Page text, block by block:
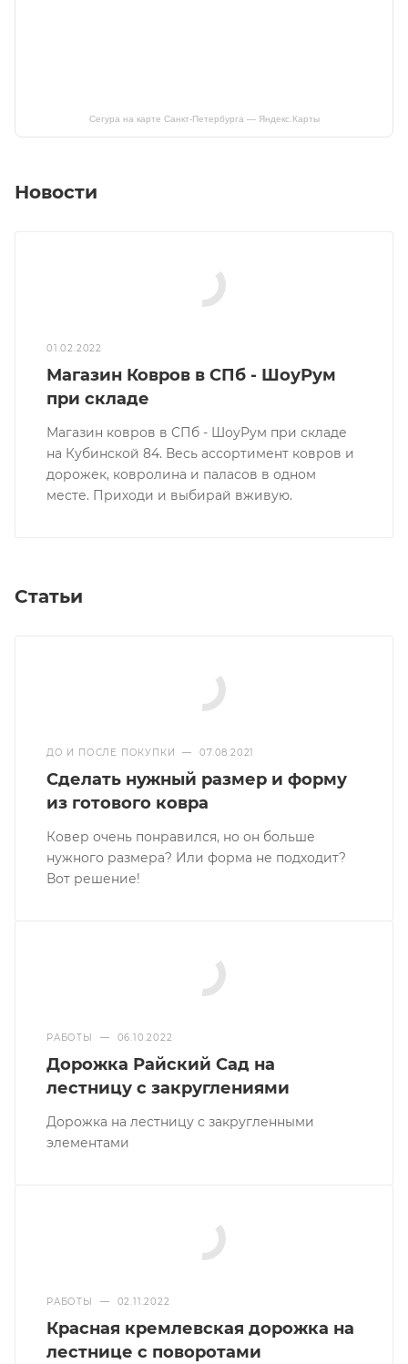
Сегура на карте Санкт‑Петербурга — Яндекс.Карты
Новости
01.02.2022
Магазин Ковров в СПб - ШоуРум
при складе
Магазин ковров в СПб - ШоуРум при складе
на Кубинской 84. Весь ассортимент ковров и
дорожек, ковролина и паласов в одном
месте. Приходи и выбирай вживую.
Статьи
ДО И ПОСЛЕ ПОКУПКИ — 07.08.2021
Сделать нужный размер и форму
из готового ковра
Ковер очень понравился, но он больше
нужного размера? Или форма не подходит?
Вот решение!
РАБОТЫ — 06.10.2022
Дорожка Райский Сад на
лестницу с закруглениями
Дорожка на лестницу с закругленными
элементами
РАБОТЫ — 02.11.2022
Красная кремлевская дорожка на
лестнице с поворотами